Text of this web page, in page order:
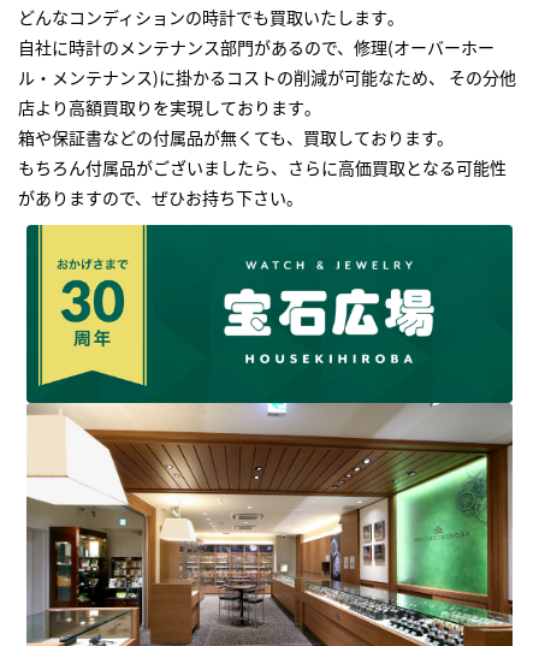
どんなコンディションの時計でも買取いたします｡
自社に時計のメンテナンス部門があるので、修理(オーバーホー
ル・メンテナンス)に掛かるコストの削減が可能なため、 その分他
店より高額買取りを実現しております｡
箱や保証書などの付属品が無くても、買取しております。
もちろん付属品がございましたら、さらに高価買取となる可能性
がありますので、ぜひお持ち下さい｡